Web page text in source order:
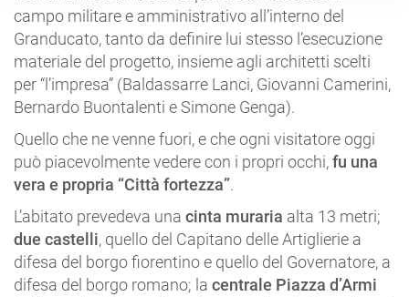
campo militare e amministrativo all’interno del
Granducato, tanto da definire lui stesso l’esecuzione
materiale del progetto, insieme agli architetti scelti
per “l’impresa” (Baldassarre Lanci, Giovanni Camerini,
Bernardo Buontalenti e Simone Genga).
Quello che ne venne fuori, e che ogni visitatore oggi
può piacevolmente vedere con i propri occhi,fu una
vera e propria “Città fortezza”.
L’abitato prevedeva una cinta muraria alta 13 metri;
due castelli, quello del Capitano delle Artiglierie a
difesa del borgo fiorentino e quello del Governatore, a
difesa del borgo romano; la centrale Piazza d’Armi